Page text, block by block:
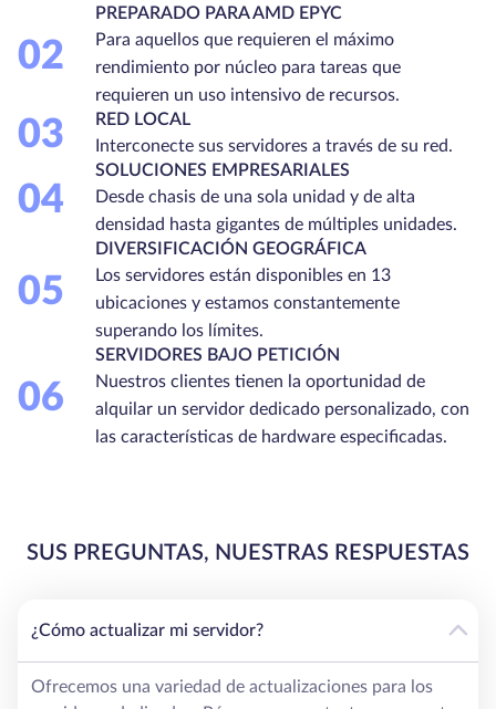
02
PREPARADO PARA AMD EPYC
Para aquellos que requieren el máximo
rendimiento por núcleo para tareas que
requieren un uso intensivo de recursos.
03
RED LOCAL
Interconecte sus servidores a través de su red.
04
SOLUCIONES EMPRESARIALES
Desde chasis de una sola unidad y de alta
densidad hasta gigantes de múltiples unidades.
05
DIVERSIFICACIÓN GEOGRÁFICA
Los servidores están disponibles en 13
ubicaciones y estamos constantemente
superando los límites.
06
SERVIDORES BAJO PETICIÓN
Nuestros clientes tienen la oportunidad de
alquilar un servidor dedicado personalizado, con
las características de hardware especificadas.
SUS PREGUNTAS, NUESTRAS RESPUESTAS
¿Cómo actualizar mi servidor?
Ofrecemos una variedad de actualizaciones para los